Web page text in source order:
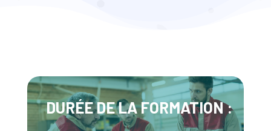
DURÉE DE LA FORMATION :